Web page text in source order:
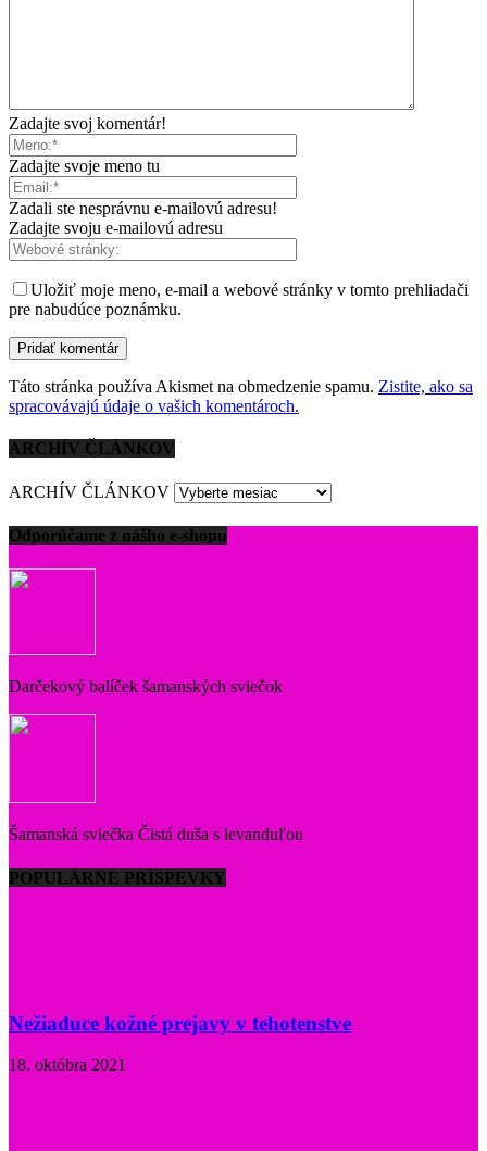
Zadajte svoj komentár!
Zadajte svoje meno tu
Zadali ste nesprávnu e-mailovú adresu!
Zadajte svoju e-mailovú adresu
Uložiť moje meno, e-mail a webové stránky v tomto prehliadači
pre nabudúce poznámku.
Táto stránka používa Akismet na obmedzenie spamu. Zistite, ako sa
spracovávajú údaje o vašich komentároch.
ARCHÍV ČLÁNKOV
ARCHÍV ČLÁNKOV
Odporúčame z nášho e-shopu
Darčekový balíček šamanských sviečok
Šamanská sviečka Čistá duša s levanduľou
POPULÁRNE PRÍSPEVKY
Nežiaduce kožné prejavy v tehotenstve
18. októbra 2021